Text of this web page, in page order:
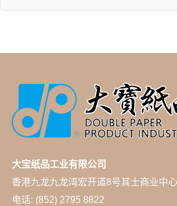
大宝纸品工业有限公司
香港九龙九龙湾宏开道8号其士商业中
电话: (852) 2795 8822